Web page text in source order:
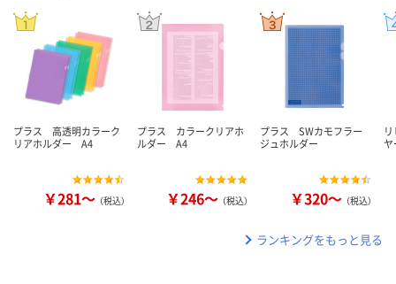
プラス 高透明カラーク
リアホルダー A4
￥281～ （税込）
プラス カラークリアホ
ルダー A4
￥246～ （税込）
プラス SWカモフラー
ジュホルダー
￥320～ （税込）
ヤ
ランキングをもっと見る